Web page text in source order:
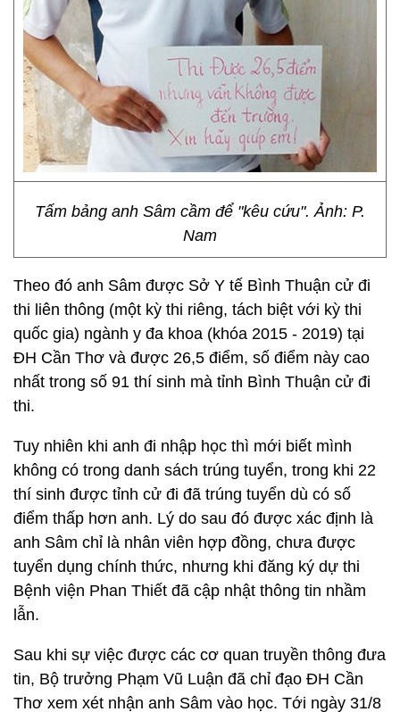
Tấm bảng anh Sâm cầm để "kêu cứu". Ảnh: P.
Nam
Theo đó anh Sâm được Sở Y tế Bình Thuận cử đi
thi liên thông (một kỳ thi riêng, tách biệt với kỳ thi
quốc gia) ngành y đa khoa (khóa 2015 - 2019) tại
ĐH Cần Thơ và được 26,5 điểm, số điểm này cao
nhất trong số 91 thí sinh mà tỉnh Bình Thuận cử đi
thi.
Tuy nhiên khi anh đi nhập học thì mới biết mình
không có trong danh sách trúng tuyển, trong khi 22
thí sinh được tỉnh cử đi đã trúng tuyển dù có số
điểm thấp hơn anh. Lý do sau đó được xác định là
anh Sâm chỉ là nhân viên hợp đồng, chưa được
tuyển dụng chính thức, nhưng khi đăng ký dự thi
Bệnh viện Phan Thiết đã cập nhật thông tin nhầm
lẫn.
Sau khi sự việc được các cơ quan truyền thông đưa
tin, Bộ trưởng Phạm Vũ Luận đã chỉ đạo ĐH Cần
Thơ xem xét nhận anh Sâm vào học. Tới ngày 31/8